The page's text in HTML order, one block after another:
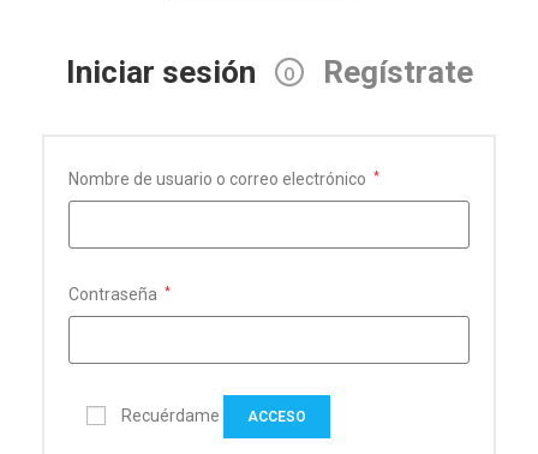
Iniciar sesión O Regístrate
Nombre de usuario o correo electrónico *
Contraseña *
Recuérdame ACCESO